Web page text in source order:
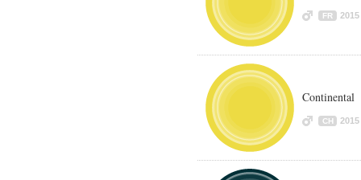
FR 2015
Continental
CH 2015